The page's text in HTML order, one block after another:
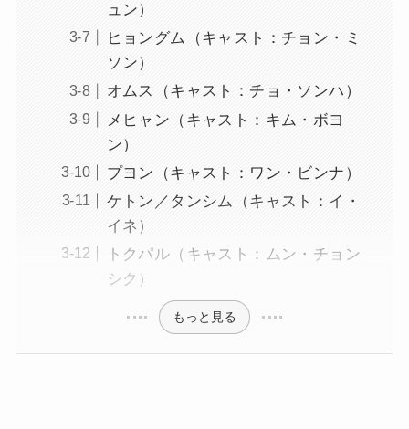
ュン）
ヒョングム（キャスト：チョン・ミ
ソン）
オムス（キャスト：チョ・ソンハ）
メヒャン（キャスト：キム・ボヨ
ン）
プヨン（キャスト：ワン・ビンナ）
ケトン／タンシム（キャスト：イ・
イネ）
トクパル（キャスト：ムン・チョン
シク）
もっと見る